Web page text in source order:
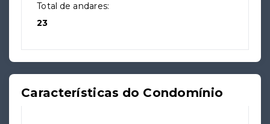
Total de andares:
23
Características do Condomínio